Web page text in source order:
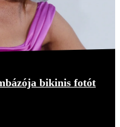
bikinis fotót